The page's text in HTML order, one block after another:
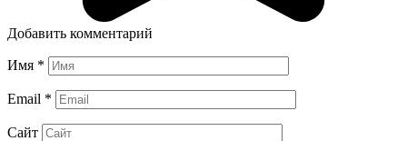
Добавить комментарий
Имя *
Email *
Сайт